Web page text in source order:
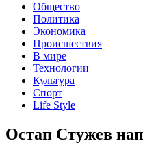
Общество
Политика
Экономика
Происшествия
В мире
Технологии
Культура
Спорт
Life Style
Остап Стужев